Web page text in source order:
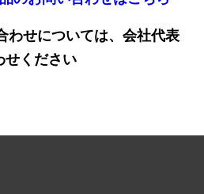
わせについては、会社代表
せください